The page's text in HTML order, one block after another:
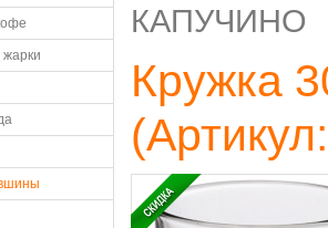
жарки
КАПУЧИНО
Кружка